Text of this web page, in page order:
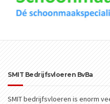
SMIT Bedrijfsvloeren BvBa
SMIT bedrijfsvloeren is enorm